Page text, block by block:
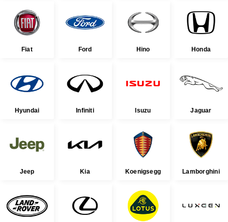
Fiat Ford Hino Honda
Hyundai Infiniti Isuzu Jaguar
Jeep Kia Koenigsegg Lamborghini